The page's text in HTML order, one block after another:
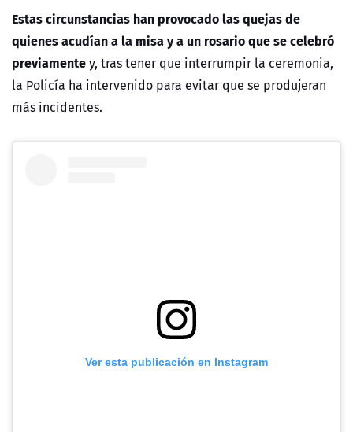
Estas circunstancias han provocado las quejas de
quienes acudían a la misa y a un rosario que se celebró
previamentey, tras tener que interrumpir la ceremonia,
la Policía ha intervenido para evitar que se produjeran
más incidentes.
Ver esta publicación en Instagram